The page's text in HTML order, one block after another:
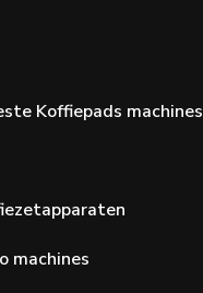
Koffiepads machines
machines